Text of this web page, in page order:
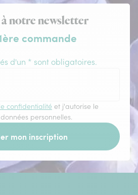
notre newsletter
commande
d'un * sont obligatoires.
confidentialité et j'autorise le
personnelles.
mon inscription